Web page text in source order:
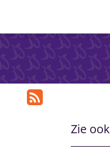
Zie ook